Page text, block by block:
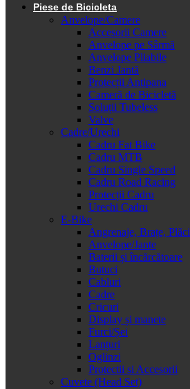
Piese de Bicicleta
Anvelope/Camere
Accesorii Camere
Anvelope pe Sârmă
Anvelope Pliabile
Benzi Jantă
Protecții Antipana
Cameră de Bicicletă
Soluții Tubeless
Valve
Cadre/Urechi
Cadru Fat Bike
Cadru MTB
Cadru Single Speed
Cadru Road Racing
Protecții Cadru
Urechi Cadru
E-Bike
Angrenaje, Brațe, Plăci
Anvelope/Jante
Baterii și încărcătoare
Butuci
Cabluri
Cadre
Cricuri
Display și manete
Furci/Șei
Lanțuri
Oglinzi
Protectii si Accesorii
Cuvete (Head Set)